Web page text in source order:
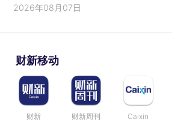
2026年08月07日
财新移动
财新 财新周刊 Caixin